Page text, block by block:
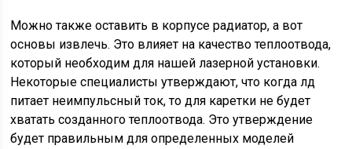
Можно также оставить в корпусе радиатор, а вот
основы извлечь. Это влияет на качество теплоотвода,
который необходим для нашей лазерной установки.
Некоторые специалисты утверждают, что когда лд
питает неимпульсный ток, то для каретки не будет
хватать созданного теплоотвода. Это утверждение
будет правильным для определенных моделей